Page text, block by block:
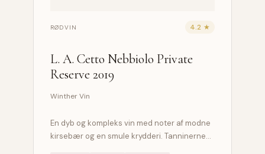
RØDVIN 4.2 ★
L. A. Cetto Nebbiolo Private
Reserve 2019
Winther Vin
En dyb og kompleks vin med noter af modne
kirsebær og en smule krydderi. Tanninerne…